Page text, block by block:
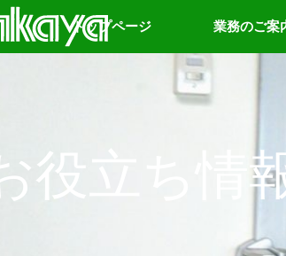
トップページ 業務のご案
役立ち情